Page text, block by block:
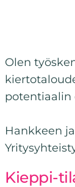
Olen
potentiaalin
Hankkeen
Kieppi-